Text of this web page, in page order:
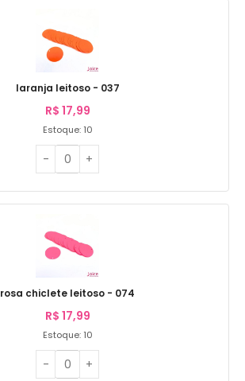
laranja leitoso - 037
R$ 17,99
Estoque: 10
rosa chiclete leitoso - 074
R$ 17,99
Estoque: 10